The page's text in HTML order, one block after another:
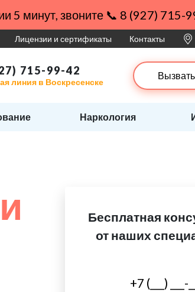
5 минут, звоните 📞 8 (927) 715-
Лицензии и сертификаты Контакты
715-99-42
линия в Воскресенске
Наркология
Бесплатная
от наших